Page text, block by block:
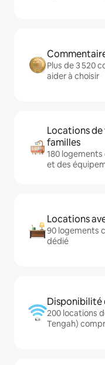
Plus de 3 520
aider à choisir
Locations de
familles
180
et des
Locations
90 logements
dédié
Disponibilité
200 locations
Tengah)